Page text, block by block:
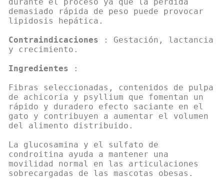
demasiado rápida de peso puede provocar
lipidosis hepática.
Contraindicaciones : Gestación, lactancia
y crecimiento.
Ingredientes :
Fibras seleccionadas, contenidos de pulpa
de achicoria y psyllium que fomentan un
rápido y duradero efecto saciante en el
gato y contribuyen a aumentar el volumen
del alimento distribuido.
La glucosamina y el sulfato de
condroitina ayuda a mantener una
movilidad normal en las articulaciones
sobrecargadas de las mascotas obesas.